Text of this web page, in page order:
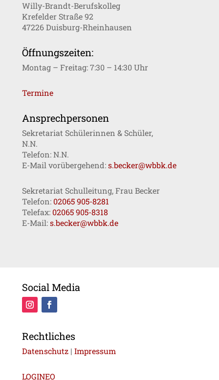
Willy-Brandt-Berufskolleg
Krefelder Straße 92
47226 Duisburg-Rheinhausen
Öffnungszeiten:
Montag – Freitag: 7:30 – 14:30 Uhr
Termine
Ansprechpersonen
Sekretariat Schülerinnen & Schüler,
N.N.
Telefon: N.N.
E-Mail vorübergehend:s.becker@wbbk.de
Sekretariat Schulleitung, Frau Becker
Telefon: 02065 905-8281
Telefax: 02065 905-8318
E-Mail:s.becker@wbbk.de
Social Media
Rechtliches
Datenschutz| Impressum
LOGINEO